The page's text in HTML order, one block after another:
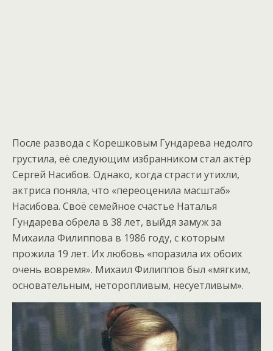
После развода с Корешковым Гундарева недолго
грустила, её следующим избранником стал актёр
Сергей Насибов. Однако, когда страсти утихли,
актриса поняла, что «переоценила масштаб»
Насибова. Своё семейное счастье Наталья
Гундарева обрела в 38 лет, выйдя замуж за
Михаила Филиппова в 1986 году, с которым
прожила 19 лет. Их любовь «поразила их обоих
очень вовремя». Михаил Филиппов был «мягким,
основательным, неторопливым, несуетливым».